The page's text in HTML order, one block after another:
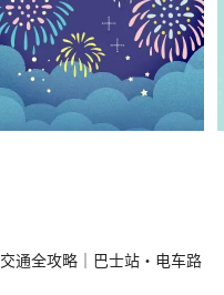
通全攻略｜巴士站・电车路